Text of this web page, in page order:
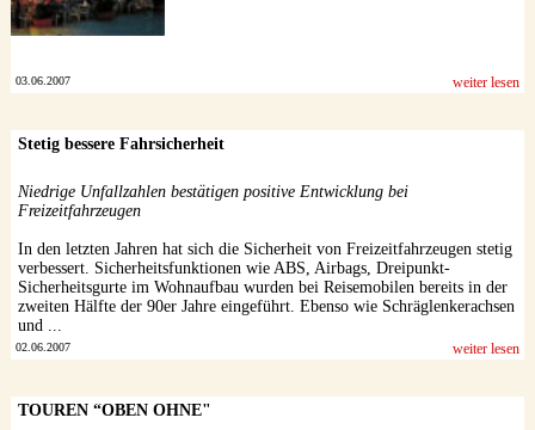
03.06.2007 weiter lesen
Stetig bessere Fahrsicherheit
Niedrige Unfallzahlen bestätigen positive Entwicklung bei
Freizeitfahrzeugen
In den letzten Jahren hat sich die Sicherheit von Freizeitfahrzeugen stetig
verbessert. Sicherheitsfunktionen wie ABS, Airbags, Dreipunkt-
Sicherheitsgurte im Wohnaufbau wurden bei Reisemobilen bereits in der
zweiten Hälfte der 90er Jahre eingeführt. Ebenso wie Schräglenkerachsen
und ...
02.06.2007 weiter lesen
TOUREN “OBEN OHNE"